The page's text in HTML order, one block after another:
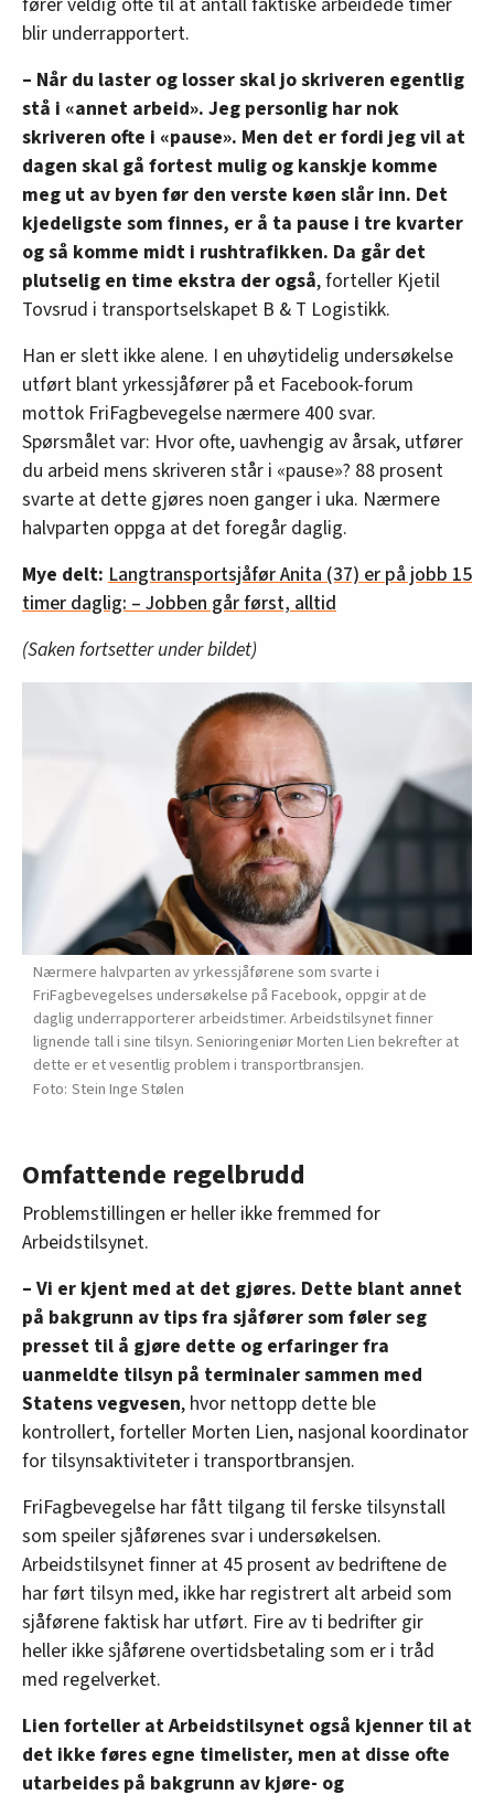
blir underrapportert.
– Når du laster og losser skal jo skriveren egentlig
stå i «annet arbeid». Jeg personlig har nok
skriveren ofte i «pause». Men det er fordi jeg vil at
dagen skal gå fortest mulig og kanskje komme
meg ut av byen før den verste køen slår inn. Det
kjedeligste som finnes, er å ta pause i tre kvarter
og så komme midt i rushtrafikken. Da går det
plutselig en time ekstra der også, forteller Kjetil
Tovsrud i transportselskapet B & T Logistikk.
Han er slett ikke alene. I en uhøytidelig undersøkelse
utført blant yrkessjåfører på et Facebook-forum
mottok FriFagbevegelse nærmere 400 svar.
Spørsmålet var: Hvor ofte, uavhengig av årsak, utfører
du arbeid mens skriveren står i «pause»? 88 prosent
svarte at dette gjøres noen ganger i uka. Nærmere
halvparten oppga at det foregår daglig.
Mye delt: Langtransportsjåfør Anita (37) er på jobb 15
timer daglig: – Jobben går først, alltid
(Saken fortsetter under bildet)
Nærmere halvparten av yrkessjåførene som svarte i
FriFagbevegelses undersøkelse på Facebook, oppgir at de
daglig underrapporterer arbeidstimer. Arbeidstilsynet finner
lignende tall i sine tilsyn. Senioringeniør Morten Lien bekrefter at
dette er et vesentlig problem i transportbransjen.
Stein Inge Stølen
Omfattende regelbrudd
Problemstillingen er heller ikke fremmed for
Arbeidstilsynet.
– Vi er kjent med at det gjøres. Dette blant annet
på bakgrunn av tips fra sjåfører som føler seg
presset til å gjøre dette og erfaringer fra
uanmeldte tilsyn på terminaler sammen med
Statens vegvesen, hvor nettopp dette ble
kontrollert, forteller Morten Lien, nasjonal koordinator
for tilsynsaktiviteter i transportbransjen.
FriFagbevegelse har fått tilgang til ferske tilsynstall
som speiler sjåførenes svar i undersøkelsen.
Arbeidstilsynet finner at 45 prosent av bedriftene de
har ført tilsyn med, ikke har registrert alt arbeid som
sjåførene faktisk har utført. Fire av ti bedrifter gir
heller ikke sjåførene overtidsbetaling som er i tråd
med regelverket.
Lien forteller at Arbeidstilsynet også kjenner til at
det ikke føres egne timelister, men at disse ofte
utarbeides på bakgrunn av kjøre- og